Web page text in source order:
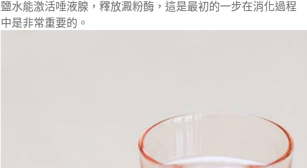
鹽水能激活唾液腺，釋放澱粉酶，這是最初的一步在消化過程
中是非常重要的。